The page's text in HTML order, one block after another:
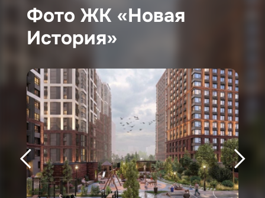
Фото ЖК «Новая
История»